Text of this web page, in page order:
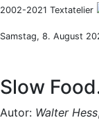
2002-2021 Textatelier
Samstag, 8. August
Slow
Autor: Walter Hess